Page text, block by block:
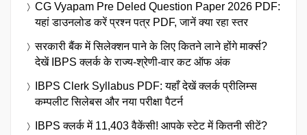
CG Vyapam Pre Deled Question Paper 2026 PDF:
यहां डाउनलोड करें प्रश्न पत्र PDF, जानें क्या रहा स्तर
सरकारी बैंक में सिलेक्शन पाने के लिए कितने लाने होंगे मार्क्स?
देखें IBPS क्लर्क के राज्य-श्रेणी-वार कट ऑफ अंक
IBPS Clerk Syllabus PDF: यहाँ देखें क्लर्क प्रीलिम्स
कम्पलीट सिलेबस और नया परीक्षा पैटर्न
IBPS क्लर्क में 11,403 वैकेंसी! आपके स्टेट में कितनी सीटें?